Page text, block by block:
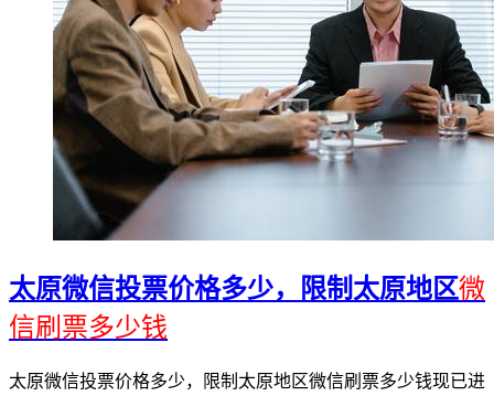
太原微信投票价格多少，限制太原地区微
信刷票多少钱
太原微信投票价格多少，限制太原地区微信刷票多少钱现已进